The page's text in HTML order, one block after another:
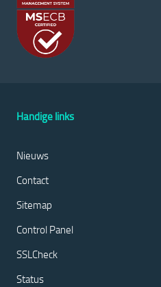
Handige links
Nieuws
Contact
Sitemap
Control Panel
SSLCheck
Status